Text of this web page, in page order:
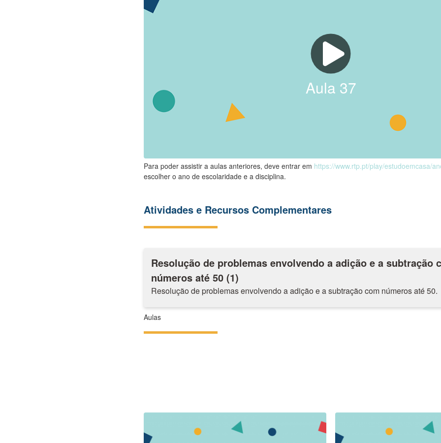
Aula 37
Para poder assistir a aulas anteriores, deve entrar em https://www.rtp.pt/play/estudoemcasa/
escolher o ano de escolaridade e a disciplina.
Atividades e Recursos Complementares
Resolução de problemas envolvendo a adição e a subtração
números até 50 (1)​
Resolução de problemas envolvendo a adição e a subtração com números até 50.
Aulas